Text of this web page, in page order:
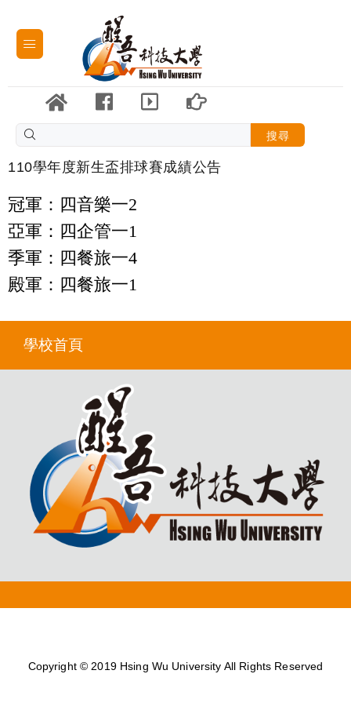
搜尋
110學年度新生盃排球賽成績公告
冠軍：四音樂一2
亞軍：四企管一1
季軍：四餐旅一4
殿軍：四餐旅一1
學校首頁
Copyright © 2019 Hsing Wu University All Rights Reserved